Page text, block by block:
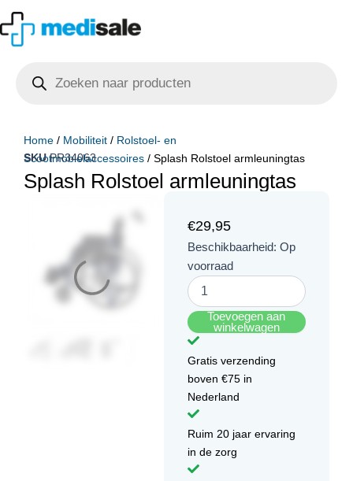
naar
de
zoeken
Home / Mobiliteit / Rolstoel- en
Scootmobielaccessoires / Splash Rolstoel armleuningtas
SKUPR34063
Splash Rolstoel armleuningtas
€29,95
Beschikbaarheid: Op
voorraad
Splash
armleuningtas
aantal
Toevoegen aan
winkelwagen
Gratis verzending
boven €75 in
Nederland
Ruim 20 jaar ervaring
in de zorg